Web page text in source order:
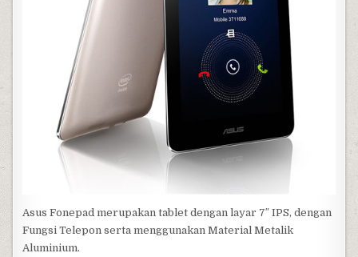
Asus Fonepad merupakan tablet dengan layar 7″ IPS, dengan
Fungsi Telepon serta menggunakan Material Metalik
Aluminium.